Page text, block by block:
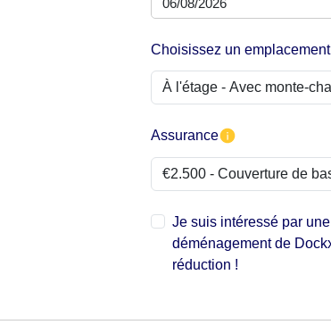
Choisissez un
Assurance
Je suis intéressé par
déménagement de
réduction !